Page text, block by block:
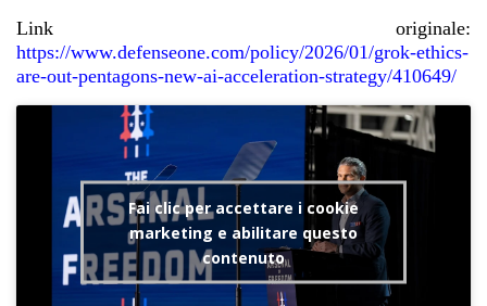
Link originale:
https://www.defenseone.com/policy/2026/01/grok-ethics-
are-out-pentagons-new-ai-acceleration-strategy/410649/
Fai clic per accettare i cookie
marketing e abilitare questo
contenuto